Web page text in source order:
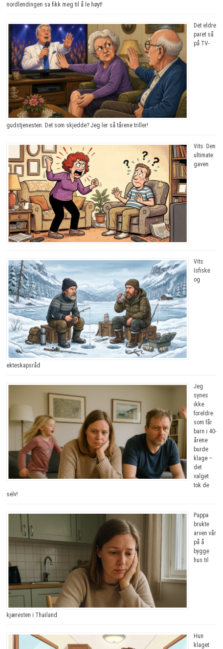
nordlendingen sa fikk meg til å le høyt!
Det eldre
paret så
på TV-
gudstjenesten. Det som skjedde? Jeg ler så tårene triller!
Vits: Den
ultimate
gaven
Vits:
Isfiske
og
ekteskapsråd
Jeg
synes
ikke
foreldre
som får
barn i 40-
årene
burde
klage –
det
valget
tok de
selv!
Pappa
brukte
arven vår
på å
bygge
hus til
kjæresten i Thailand
Hun
klaget